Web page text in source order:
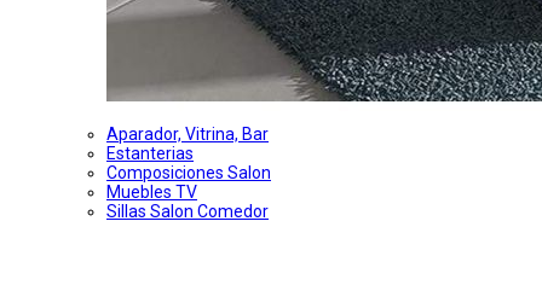
Aparador, Vitrina, Bar
Estanterias
Composiciones Salon
Muebles TV
Sillas Salon Comedor